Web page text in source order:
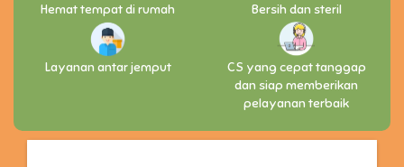
Hemat tempat di rumah Bersih dan steril
Layanan antar jemput
CS yang cepat tanggap
dan siap memberikan
pelayanan terbaik